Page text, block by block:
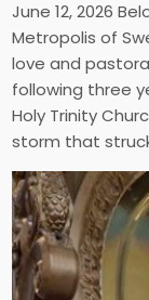
June 12, 2026
Metropolis of
love and
following three
Holy Trinity
storm that